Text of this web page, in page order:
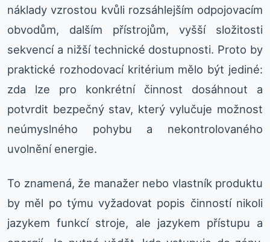
náklady vzrostou kvůli rozsáhlejším odpojovacím
obvodům, dalším přístrojům, vyšší složitosti
sekvencí a nižší technické dostupnosti. Proto by
praktické rozhodovací kritérium mělo být jediné:
zda lze pro konkrétní činnost dosáhnout a
potvrdit bezpečný stav, který vylučuje možnost
neúmyslného pohybu a nekontrolovaného
uvolnění energie.
To znamená, že manažer nebo vlastník produktu
by měl po týmu vyžadovat popis činností nikoli
jazykem funkcí stroje, ale jazykem přístupu a